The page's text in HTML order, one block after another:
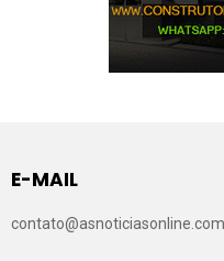
E-MAIL